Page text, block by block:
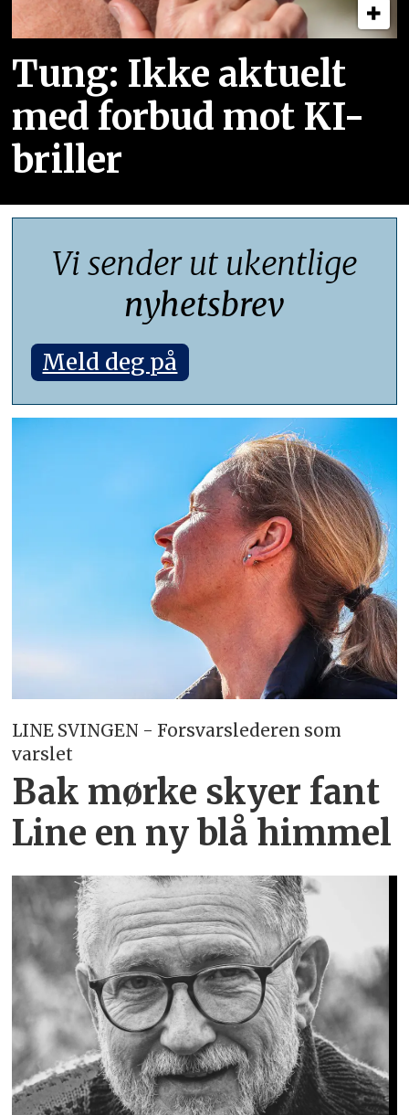
Tung: Ikke aktuelt
med forbud mot KI-
briller
Vi sender ut ukentlige
nyhetsbrev
Meld deg på
LINE SVINGEN - Forsvarslederen som
varslet
Bak mørke skyer fant
Line en ny blå himmel